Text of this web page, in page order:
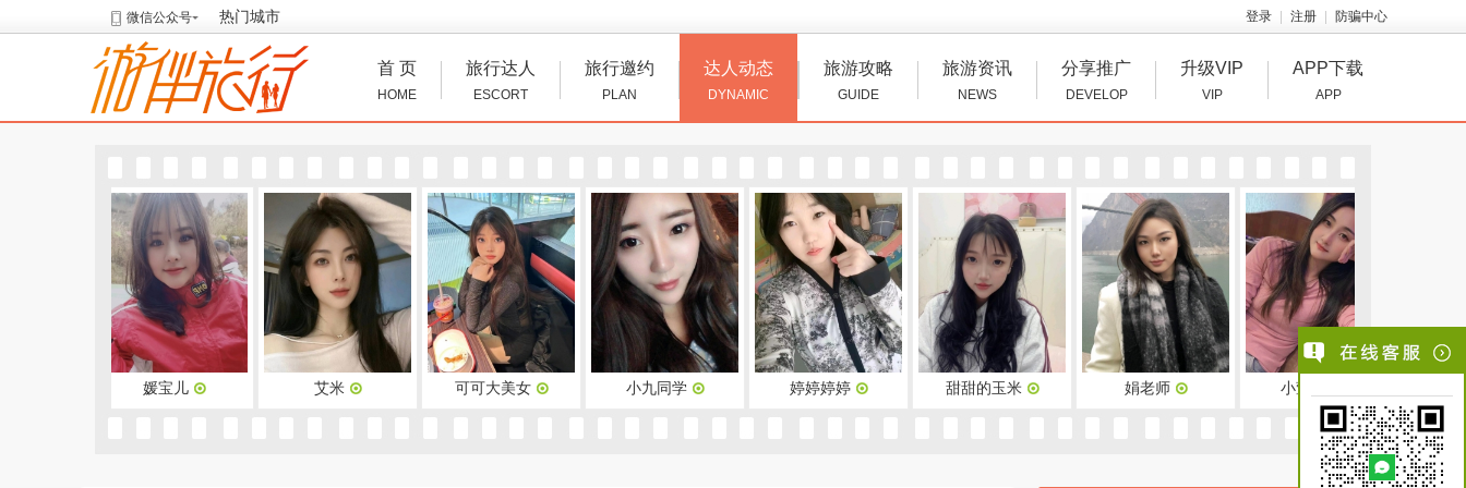
微信公众号 热门城市 登录 注册 防骗中心
首 页
HOME
旅行达人
ESCORT
旅行邀约
PLAN
达人动态
DYNAMIC
旅游攻略
GUIDE
旅游资讯
NEWS
分享推广
DEVELOP
升级VIP
VIP
APP下载
APP
可可大美女 小九同学 婷婷婷婷 甜甜的玉米 小萱宝贝